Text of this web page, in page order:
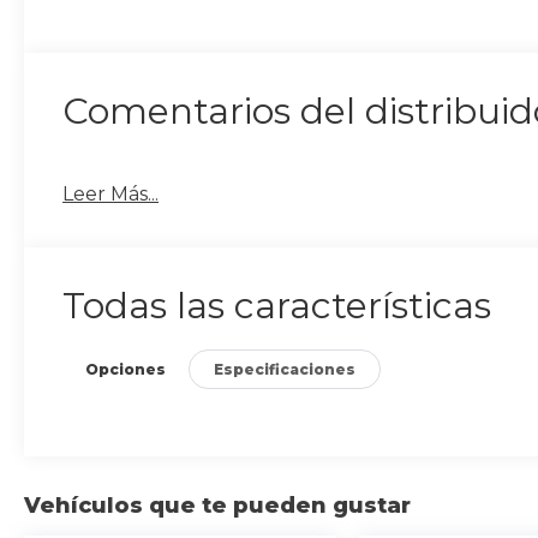
Comentarios del
Leer Más...
Todas las características
Opciones Especificaciones
Vehículos que te pueden gustar